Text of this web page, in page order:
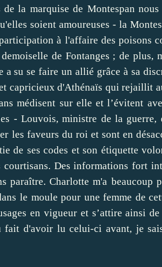
la marquise de Montespan nous
soient amoureuses - la
à l'affaire des poisons
de Fontanges ; de plus,
su se faire un allié grâce à sa
capricieux d'Athénaïs qui rejaillit
médisent sur elle et l’évitent
- Louvois, ministre de la guerre,
les faveurs du roi et sont en
de ses codes et son étiquette
Des informations fort
paraître. Charlotte m'a beaucoup
le moule pour une femme de
en vigueur et s’attire ainsi de
d'avoir lu celui-ci avant, je